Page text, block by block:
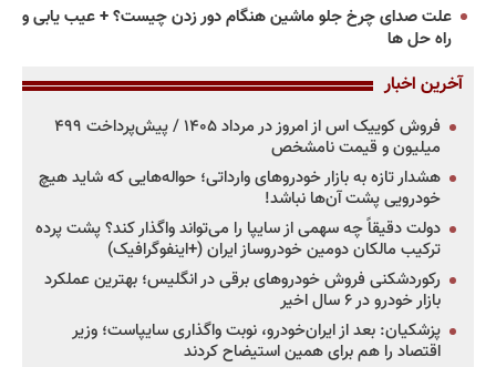
علت صدای چرخ جلو ماشین هنگام دور زدن چیست؟ + عیب یابی و
راه حل ها
آخرین اخبار
فروش کوییک اس از امروز در مرداد ۱۴۰۵ / پیش‌پرداخت ۴۹۹
میلیون و قیمت نامشخص
هشدار تازه به بازار خودروهای وارداتی؛ حواله‌هایی که شاید هیچ
خودرویی پشت آن‌ها نباشد!
دولت دقیقاً چه سهمی از سایپا را می‌تواند واگذار کند؟ پشت پرده
ترکیب مالکان دومین خودروساز ایران (+اینفوگرافیک)
رکوردشکنی فروش خودروهای برقی در انگلیس؛ بهترین عملکرد
بازار خودرو در ۶ سال اخیر
پزشکیان: بعد از ایران‌خودرو، نوبت واگذاری سایپاست؛ وزیر
اقتصاد را هم برای همین استیضاح کردند